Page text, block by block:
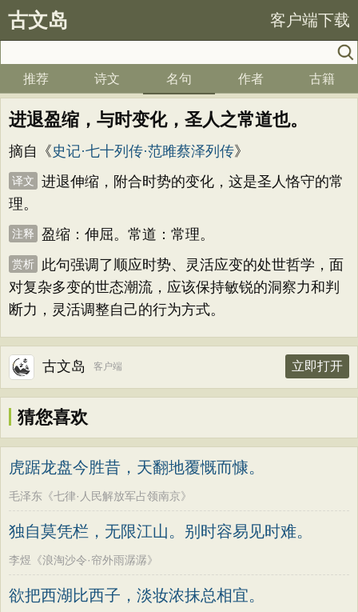
古文岛 客户端下载
推荐 诗文 名句 作者 古籍
进退盈缩，与时变化，圣人之常道也。
摘自《史记·七十列传·范雎蔡泽列传》
译文
进退伸缩，附合时势的变化，这是圣人恪守的常
理。
注释 盈缩：伸屈。常道：常理。
赏析
此句强调了顺应时势、灵活应变的处世哲学，面
对复杂多变的世态潮流，应该保持敏锐的洞察力和判
断力，灵活调整自己的行为方式。
古文岛 客户端 立即打开
猜您喜欢
虎踞龙盘今胜昔，天翻地覆慨而慷。
毛泽东《七律·人民解放军占领南京》
独自莫凭栏，无限江山。别时容易见时难。
李煜《浪淘沙令·帘外雨潺潺》
欲把西湖比西子，淡妆浓抹总相宜。